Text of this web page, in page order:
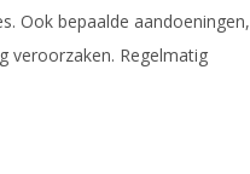
Ook bepaalde aandoeningen,
veroorzaken. Regelmatig